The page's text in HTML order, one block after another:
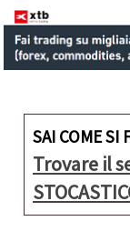
SAI COME SI
Trovare il